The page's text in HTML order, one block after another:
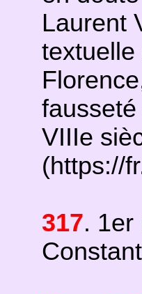
Laurent
VIIIe
(https://
317. 1er